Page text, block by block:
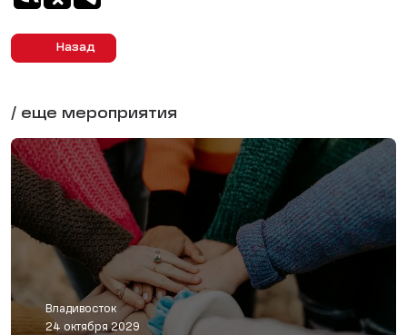
Назад
/ еще мероприятия
Владивосток
24 октября 2029